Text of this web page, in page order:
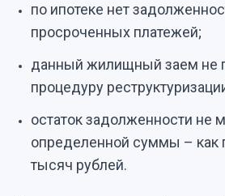
по ипотеке нет
просроченных платежей;
данный жилищный заем не
процедуру
остаток задолженности не
определенной суммы – как
тысяч рублей.